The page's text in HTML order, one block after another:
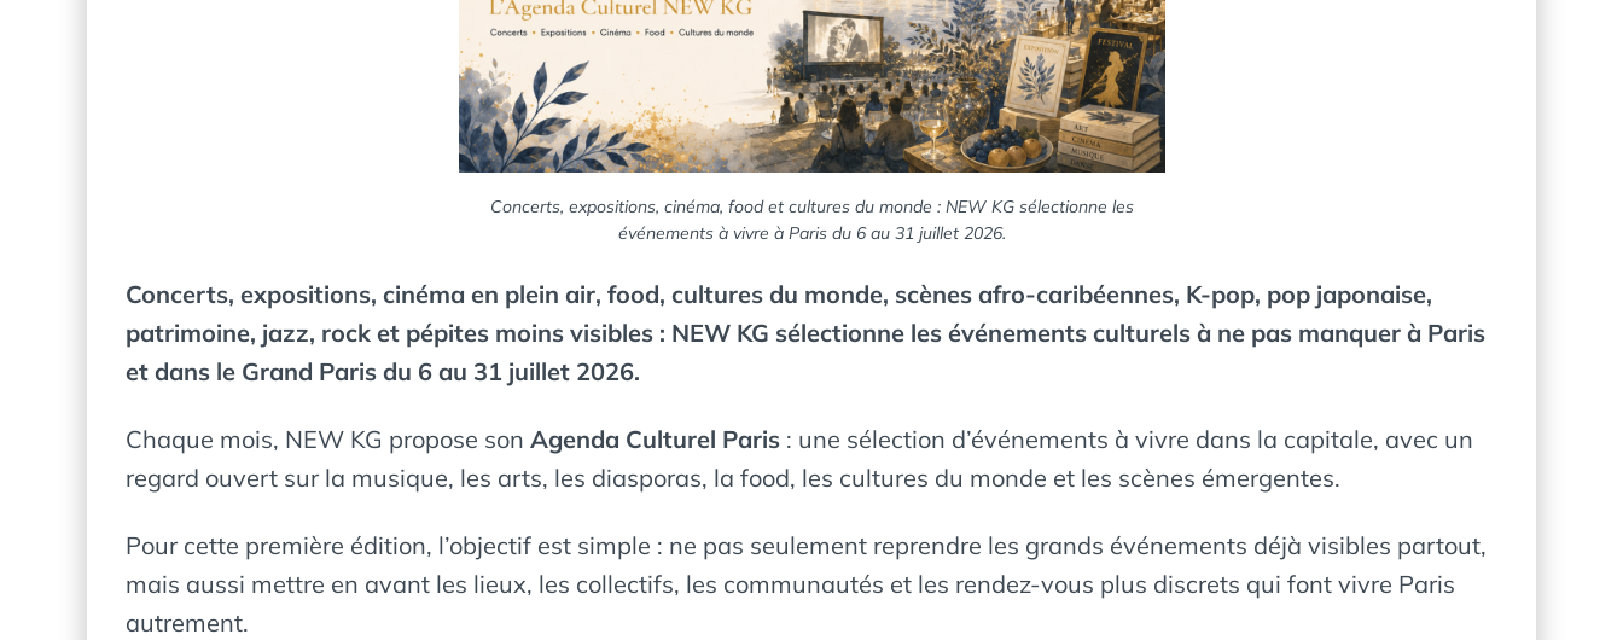
Concerts, expositions, cinéma, food et cultures du monde : NEW KG sélectionne les
événements à vivre à Paris du 6 au 31 juillet 2026.
Concerts, expositions, cinéma en plein air, food, cultures du monde, scènes afro-caribéennes, K-pop, pop japonaise,
patrimoine, jazz, rock et pépites moins visibles : NEW KG sélectionne les événements culturels à ne pas manquer à Paris
et dans le Grand Paris du 6 au 31 juillet 2026.
Chaque mois, NEW KG propose son Agenda Culturel Paris : une sélection d’événements à vivre dans la capitale, avec un
regard ouvert sur la musique, les arts, les diasporas, la food, les cultures du monde et les scènes émergentes.
Pour cette première édition, l’objectif est simple : ne pas seulement reprendre les grands événements déjà visibles partout,
mais aussi mettre en avant les lieux, les collectifs, les communautés et les rendez-vous plus discrets qui font vivre Paris
autrement.